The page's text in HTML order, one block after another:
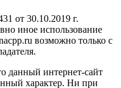
от 30.10.2019 г.
иное использование
возможно только с
данный интернет-сайт
характер. Ни при